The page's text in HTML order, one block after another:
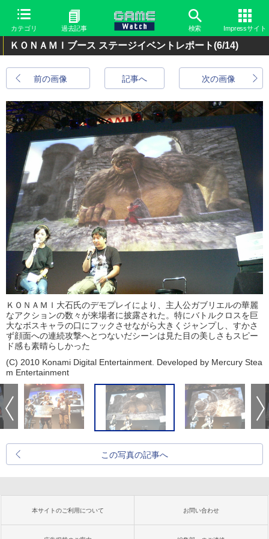
カテゴリ 過去記事 検索 Impressサイト
ＫＯＮＡＭＩブース ステージイベントレポート(6/14)
前の画像 次の画像
記事へ
ＫＯＮＡＭＩ大石氏のデモプレイにより、主人公ガブリエルの華麗
なアクションの数々が来場者に披露された。特にバトルクロスを巨
大なボスキャラの口にフックさせながら大きくジャンプし、すかさ
ず顔面への連続攻撃へとつないだシーンは見た目の美しさもスピー
ド感も素晴らしかった
(C) 2010 Konami Digital Entertainment. Developed by Mercury Stea
m Entertainment
この写真の記事へ
本サイトのご利用について お問い合わせ